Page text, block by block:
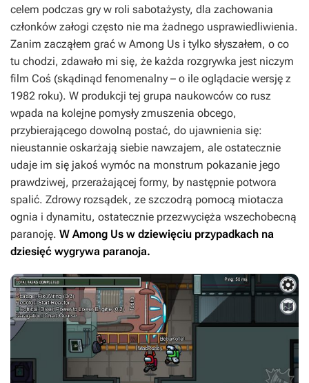
celem podczas gry w roli sabotażysty, dla zachowania
członków załogi często nie ma żadnego usprawiedliwienia.
Zanim zacząłem grać w Among Us i tylko słyszałem, o co
tu chodzi, zdawało mi się, że każda rozgrywka jest niczym
film Coś (skądinąd fenomenalny – o ile oglądacie wersję z
1982 roku). W produkcji tej grupa naukowców co rusz
wpada na kolejne pomysły zmuszenia obcego,
przybierającego dowolną postać, do ujawnienia się:
nieustannie oskarżają siebie nawzajem, ale ostatecznie
udaje im się jakoś wymóc na monstrum pokazanie jego
prawdziwej, przerażającej formy, by następnie potwora
spalić. Zdrowy rozsądek, ze szczodrą pomocą miotacza
ognia i dynamitu, ostatecznie przezwycięża wszechobecną
paranoję. W Among Us w dziewięciu przypadkach na
dziesięć wygrywa paranoja.